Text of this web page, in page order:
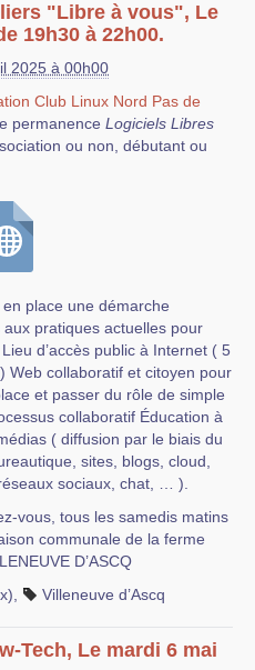
"Libre à vous", Le
19h30 à 22h00.
2025 à 00h00
Club Linux Nord Pas de
permanence Logiciels Libres
ou non, débutant ou
place une démarche
pratiques actuelles pour
d’accès public à Internet ( 5
Web collaboratif et citoyen pour
et passer du rôle de simple
collaboratif Éducation à
( diffusion par le biais du
sites, blogs, cloud,
sociaux, chat, … ).
vous, tous les samedis matins
communale de la ferme
D’ASCQ
Villeneuve d’Ascq
Tech, Le mardi 6 mai